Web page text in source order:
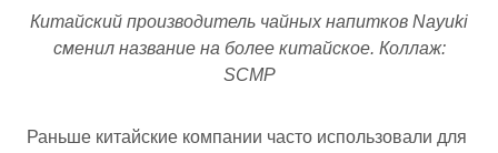
Китайский производитель чайных напитков Nayuki
сменил название на более китайское. Коллаж:
SCMP
Раньше китайские компании часто использовали для